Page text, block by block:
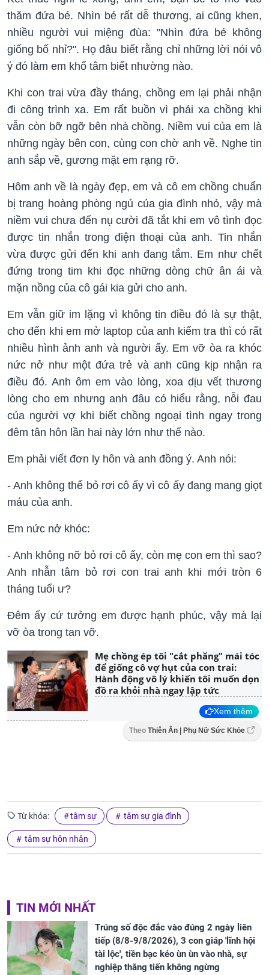
thăm đứa bé. Nhìn bé rất dễ thương, ai cũng khen,
nhiều người vui miệng đùa: "Nhìn đứa bé không
giống bố nhỉ?". Họ đâu biết rằng chỉ những lời nói vô
ý đó làm em khổ tâm biết nhường nào.
Khi con trai vừa đầy tháng, chồng em lại phải nhận
đi công trình xa. Em rất buồn vì phải xa chồng khi
vẫn còn bỡ ngỡ bên nhà chồng. Niềm vui của em là
những ngày bên con, cùng con chờ anh về. Nghe tin
anh sắp về, gương mặt em rạng rỡ.
Hôm anh về là ngày đẹp, em và cô em chồng chuẩn
bị trang hoàng phòng ngủ của gia đình nhỏ, vậy mà
niềm vui chưa đến nụ cười đã tắt khi em vô tình đọc
được tin nhắn trong điện thoại của anh. Tin nhắn
vừa được gửi đến khi anh đang tắm. Em như chết
đứng trong tim khi đọc những dòng chữ ân ái và
mặn nồng của cô gái kia gửi cho anh.
Em vẫn giữ im lặng vì không tin điều đó là sự thật,
cho đến khi em mở laptop của anh kiểm tra thì có rất
nhiều hình ảnh anh và người ấy. Em vỡ òa ra khóc
nức nở như một đứa trẻ và anh cũng kịp nhận ra
điều đó. Anh ôm em vào lòng, xoa dịu vết thương
lòng cho em nhưng anh đâu có hiểu rằng, nỗi đau
của người vợ khi biết chồng ngoại tình ngay trong
đêm tân hôn lần hai này lớn như thế nào.
Em phải viết đơn ly hôn và anh đồng ý. Anh nói:
- Anh không thể bỏ rơi cô ấy vì cô ấy đang mang giọt
máu của anh.
Em nức nở khóc:
- Anh không nỡ bỏ rơi cô ấy, còn mẹ con em thì sao?
Anh nhẫn tâm bỏ rơi con trai anh khi mới tròn 6
tháng tuổi ư?
Đêm ấy cứ tưởng em được hạnh phúc, vậy mà lại
vỡ òa trong tan vỡ.
Mẹ chồng ép tôi "cắt phăng" mái tóc
để giống cô vợ hụt của con trai:
Hành động vô lý khiến tôi muốn dọn
đồ ra khỏi nhà ngay lập tức
Xem thêm
Theo Thiên Ân | Phụ Nữ Sức Khỏe
Từ khóa: tâm sự tâm sự gia đình
tâm sự hôn nhân
TIN MỚI NHẤT
Trúng số độc đắc vào đúng 2 ngày liên
tiếp (8/8-9/8/2026), 3 con giáp 'lĩnh hội
tài lộc', tiền bạc kéo ùn ùn vào nhà, sự
nghiệp thăng tiến không ngừng